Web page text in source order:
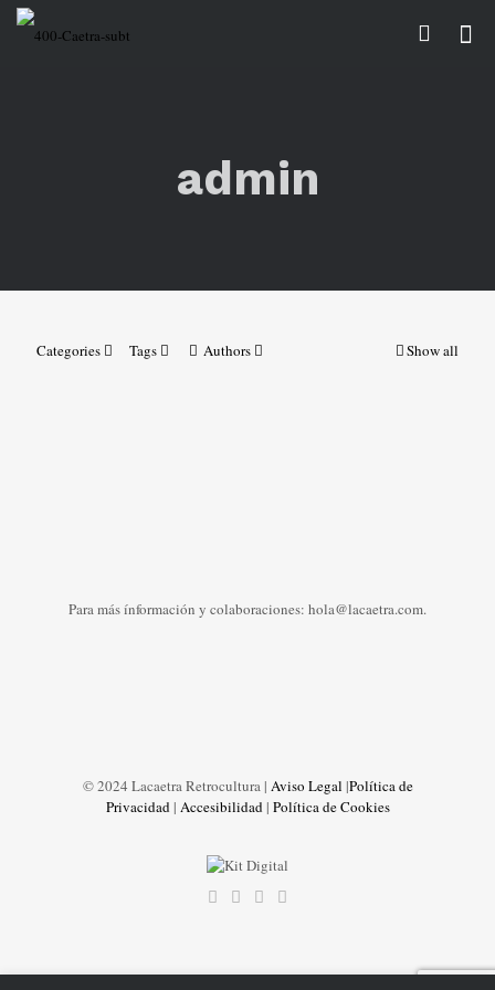
admin
Categories Tags Authors Show all
Para más ínformación y colaboraciones: hola@lacaetra.com.
© 2024 Lacaetra Retrocultura | Aviso Legal |Política de
Privacidad| Accesibilidad| Política de Cookies